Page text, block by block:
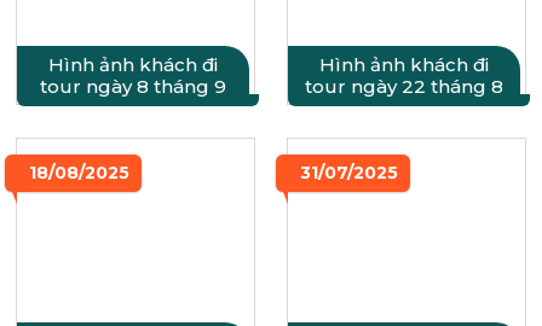
Hình ảnh khách đi
tour ngày 8 tháng 9
Hình ảnh khách đi
tour ngày 22 tháng 8
18/08/2025 31/07/2025